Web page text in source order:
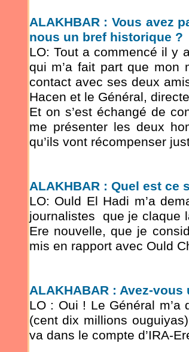
ALAKHBAR : Vous avez
nous un bref historique ?
LO: Tout a commencé il y
qui m’a fait part que mon
contact avec ses deux
Hacen et le Général,
Et on s’est échangé de
me présenter les deux
qu’ils vont récompenser
ALAKHBAR : Quel est ce
LO: Ould El Hadi m’a
journalistes que je claque
Ere nouvelle, que je
mis en rapport avec Ould
ALAKHABAR : Avez-
LO : Oui ! Le Général m’a
(cent dix millions
va dans le compte d’IRA-